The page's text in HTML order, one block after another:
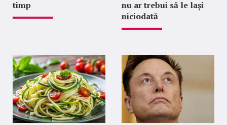
timp
nu ar trebui să le lași
niciodată